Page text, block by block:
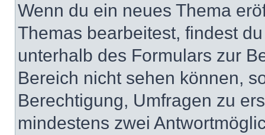
Wenn du ein neues Thema
Themas bearbeitest, findest
unterhalb des Formulars zur
Bereich nicht sehen können,
Berechtigung, Umfragen zu
mindestens zwei